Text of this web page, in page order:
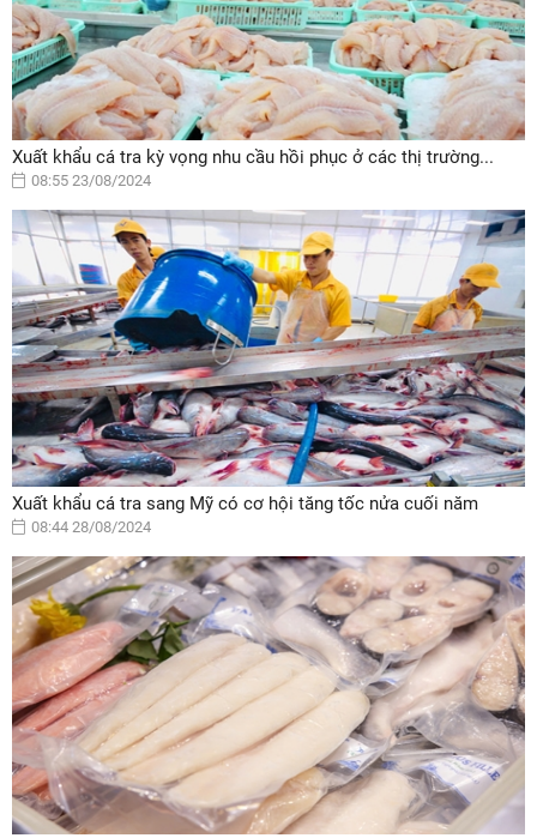
Xuất khẩu cá tra kỳ vọng nhu cầu hồi phục ở các thị trường...
08:55 23/08/2024
Xuất khẩu cá tra sang Mỹ có cơ hội tăng tốc nửa cuối năm
08:44 28/08/2024